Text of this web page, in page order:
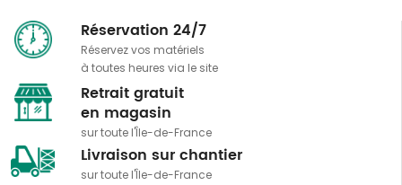
Réservation 24/7
Réservez vos matériels
à toutes heures via le site
Retrait gratuit
​​​​​​​en magasin
sur toute l'Île-de-France
Livraison sur chantier
sur toute l'Île-de-France